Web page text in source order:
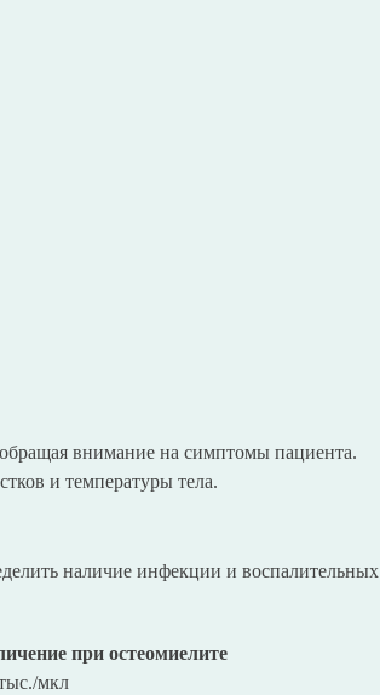
внимание на симптомы пациента.
и температуры тела.
наличие инфекции и воспалительных
при остеомиелите
мкл